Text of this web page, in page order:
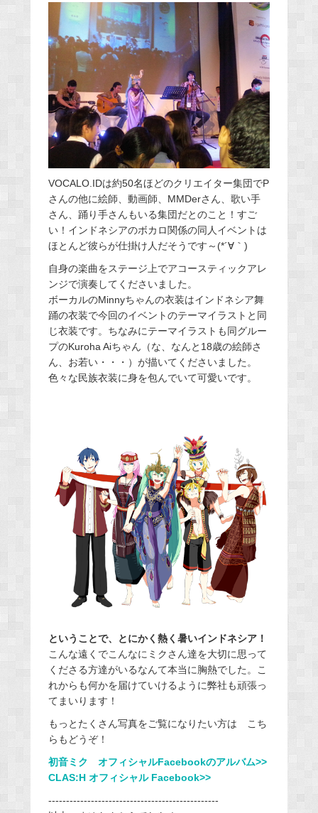
VOCALO.IDは約50名ほどのクリエイター集団でP
さんの他に絵師、動画師、MMDerさん、歌い手
さん、踊り手さんもいる集団だとのこと！すご
い！インドネシアのボカロ関係の同人イベントは
ほとんど彼らが仕掛け人だそうです～(*´∀｀)
自身の楽曲をステージ上でアコースティックアレ
ンジで演奏してくださいました。
ボーカルのMinnyちゃんの衣装はインドネシア舞
踊の衣装で今回のイベントのテーマイラストと同
じ衣装です。ちなみにテーマイラストも同グルー
プのKuroha Aiちゃん（な、なんと18歳の絵師さ
ん、お若い・・・）が描いてくださいました。
色々な民族衣装に身を包んでいて可愛いです。
ということで、とにかく熱く暑いインドネシア！
こんな遠くでこんなにミクさん達を大切に思って
くださる方達がいるなんて本当に胸熱でした。こ
れからも何かを届けていけるように弊社も頑張っ
てまいります！
もっとたくさん写真をご覧になりたい方は こち
らもどうぞ！
初音ミク オフィシャルFacebookのアルバム>>
CLAS:H オフィシャル Facebook>>
------------------------------------------------